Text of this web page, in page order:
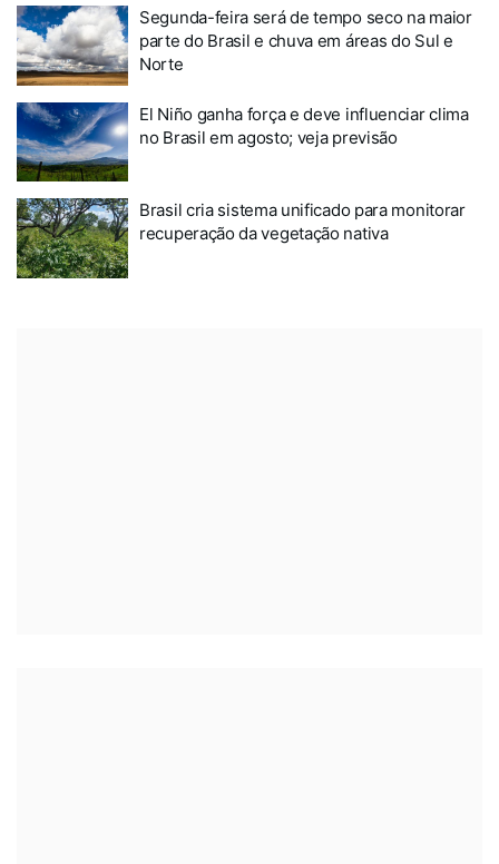
Segunda-feira será de tempo seco na maior
parte do Brasil e chuva em áreas do Sul e
Norte
El Niño ganha força e deve influenciar clima
no Brasil em agosto; veja previsão
Brasil cria sistema unificado para monitorar
recuperação da vegetação nativa